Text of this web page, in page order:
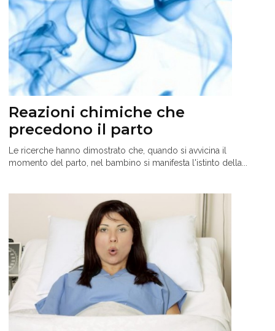
Reazioni chimiche che
precedono il parto
Le ricerche hanno dimostrato che, quando si avvicina il
momento del parto, nel bambino si manifesta l'istinto della...